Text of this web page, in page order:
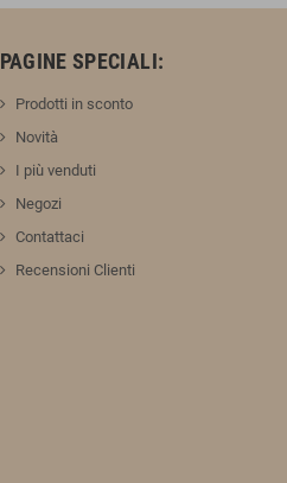
PAGINE SPECIALI:
Prodotti in sconto
Novità
I più venduti
Negozi
Contattaci
Recensioni Clienti